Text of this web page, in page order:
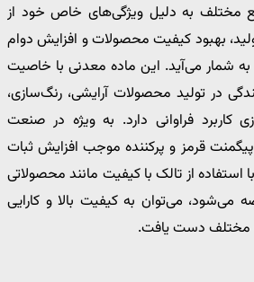
مختلف به دلیل ویژگی‌های خاص خود از
بهبود کیفیت محصولات و افزایش دوام
به شمار می‌آید. این ماده معدنی با خاصیت
در تولید محصولات آرایشی، رنگ‌سازی،
کاربرد فراوانی دارد. به ویژه در صنعت
قرمز و پرکننده موجب افزایش ثبات
از تالک با کیفیت مانند محصولاتی
می‌شود، می‌توان به کیفیت بالا و کارایی
مختلف دست یافت.